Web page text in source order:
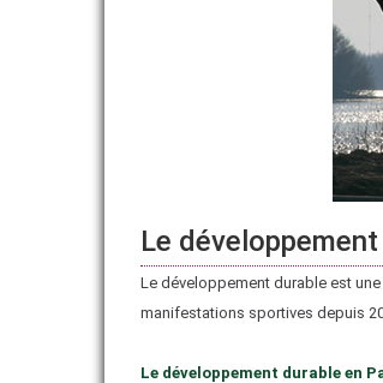
Le
Le développement durable est
manifestations sportives depuis
Le développement durable en